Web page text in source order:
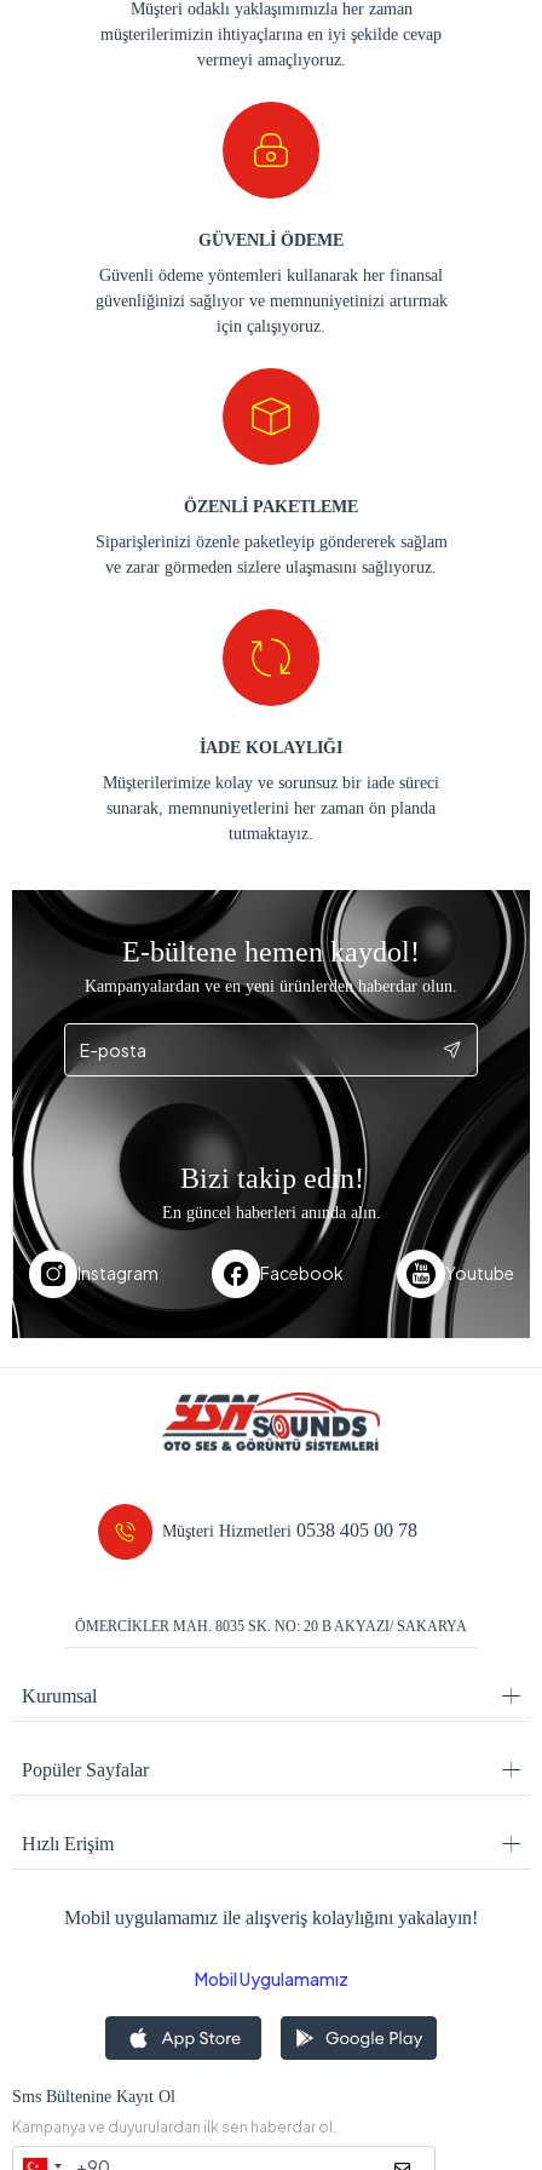
Müşteri odaklı yaklaşımımızla her zaman
müşterilerimizin ihtiyaçlarına en iyi şekilde cevap
vermeyi amaçlıyoruz.
GÜVENLİ ÖDEME
Güvenli ödeme yöntemleri kullanarak her finansal
güvenliğinizi sağlıyor ve memnuniyetinizi artırmak
için çalışıyoruz.
ÖZENLİ PAKETLEME
Siparişlerinizi özenle paketleyip göndererek sağlam
ve zarar görmeden sizlere ulaşmasını sağlıyoruz.
İADE KOLAYLIĞI
Müşterilerimize kolay ve sorunsuz bir iade süreci
sunarak, memnuniyetlerini her zaman ön planda
tutmaktayız.
E-bültene hemen kaydol!
Kampanyalardan ve en yeni ürünlerden haberdar olun.
Bizi takip edin!
En güncel haberleri anında alın.
Instagram Facebook Youtube
Müşteri Hizmetleri0538 405 00 78
ÖMERCİKLER MAH. 8035 SK. NO: 20 B AKYAZI/ SAKARYA
Kurumsal
Popüler Sayfalar
Hızlı Erişim
Mobil uygulamamız ile alışveriş kolaylığını yakalayın!
Mobil Uygulamamız
Sms Bültenine Kayıt Ol
Kampanya ve duyurulardan ilk sen haberdar ol.